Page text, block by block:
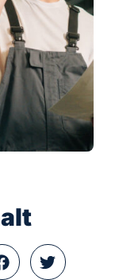
erweitern.
und die